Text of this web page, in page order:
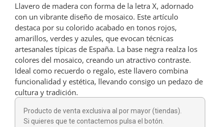
Cucharillas
Cucharones
Dedales
Figuras
Llavero de madera con forma de la letra X, adornado
con un vibrante diseño de mosaico. Este artículo
destaca por su colorido acabado en tonos rojos,
amarillos, verdes y azules, que evocan técnicas
artesanales típicas de España. La base negra realza los
colores del mosaico, creando un atractivo contraste.
Ideal como recuerdo o regalo, este llavero combina
funcionalidad y estética, llevando consigo un pedazo de
cultura y tradición.
Producto de venta exclusiva al por mayor (tiendas).
Si quieres que te contactemos pulsa el botón.